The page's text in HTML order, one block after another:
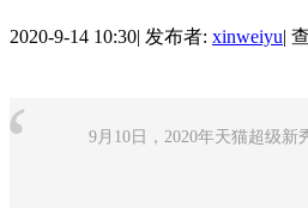
2020-9-14 10:30| 发布者: xinweiyu|
9月10日，2020年天猫超级新